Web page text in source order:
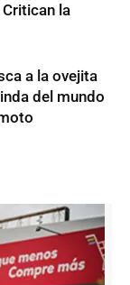
la
a la ovejita
del mundo